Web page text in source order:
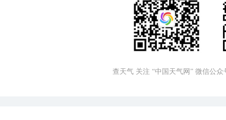
查天气 关注 “中国天气网” 微信公众